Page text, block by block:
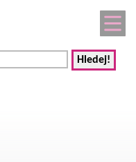
Hledej!